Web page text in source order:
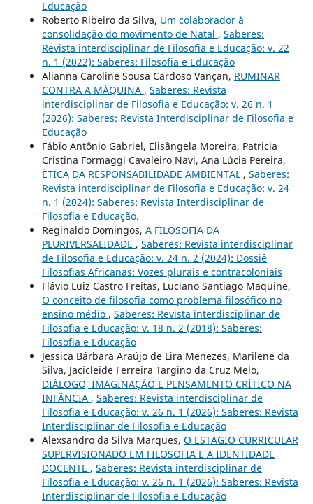
Educação
Roberto Ribeiro da Silva, Um colaborador à
consolidação do movimento de Natal , Saberes:
Revista interdisciplinar de Filosofia e Educação: v. 22
n. 1 (2022): Saberes: Filosofia e Educação
Alianna Caroline Sousa Cardoso Vançan, RUMINAR
CONTRA A MÁQUINA , Saberes: Revista
interdisciplinar de Filosofia e Educação: v. 26 n. 1
(2026): Saberes: Revista Interdisciplinar de Filosofia e
Educação
Fábio Antônio Gabriel, Elisângela Moreira, Patricia
Cristina Formaggi Cavaleiro Navi, Ana Lúcia Pereira,
ÉTICA DA RESPONSABILIDADE AMBIENTAL , Saberes:
Revista interdisciplinar de Filosofia e Educação: v. 24
n. 1 (2024): Saberes: Revista Interdisciplinar de
Filosofia e Educação.
Reginaldo Domingos, A FILOSOFIA DA
PLURIVERSALIDADE , Saberes: Revista interdisciplinar
de Filosofia e Educação: v. 24 n. 2 (2024): Dossiê
Filosofias Africanas: Vozes plurais e contracoloniais
Flávio Luiz Castro Freitas, Luciano Santiago Maquine,
O conceito de filosofia como problema filosófico no
ensino médio , Saberes: Revista interdisciplinar de
Filosofia e Educação: v. 18 n. 2 (2018): Saberes:
Filosofia e Educação
Jessica Bárbara Araújo de Lira Menezes, Marilene da
Silva, Jacicleide Ferreira Targino da Cruz Melo,
DIÁLOGO, IMAGINAÇÃO E PENSAMENTO CRÍTICO NA
INFÂNCIA , Saberes: Revista interdisciplinar de
Filosofia e Educação: v. 26 n. 1 (2026): Saberes: Revista
Interdisciplinar de Filosofia e Educação
Alexsandro da Silva Marques, O ESTÁGIO CURRICULAR
SUPERVISIONADO EM FILOSOFIA E A IDENTIDADE
DOCENTE , Saberes: Revista interdisciplinar de
Filosofia e Educação: v. 26 n. 1 (2026): Saberes: Revista
Interdisciplinar de Filosofia e Educação